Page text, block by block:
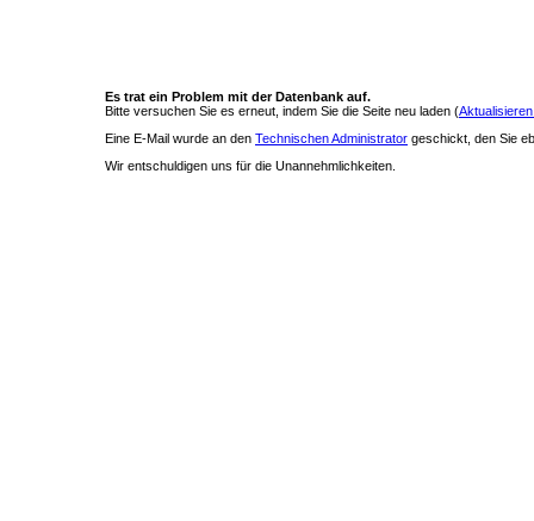
Es trat ein Problem mit der Datenbank auf.
Bitte versuchen Sie es erneut, indem Sie die Seite neu laden (
Eine E-Mail wurde an den Technischen Administrator geschickt, den Sie
Wir entschuldigen uns für die Unannehmlichkeiten.